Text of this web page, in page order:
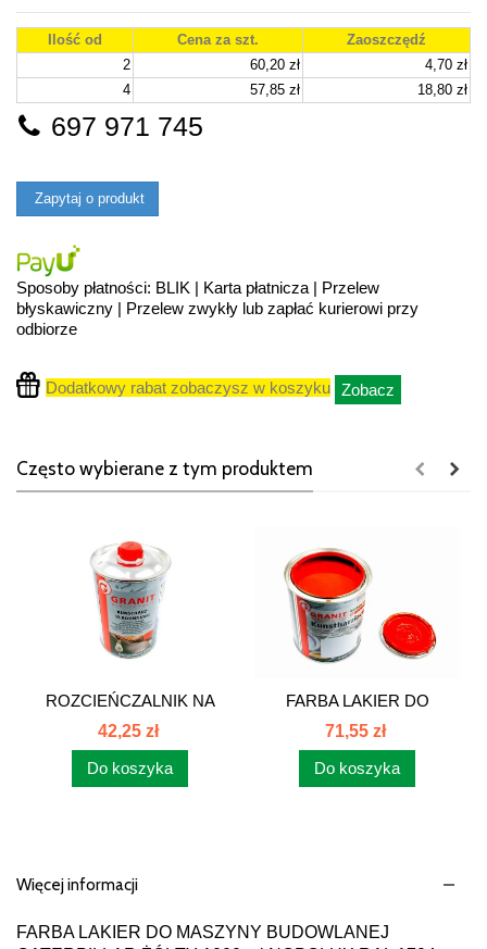
Ilość od Cena za szt.
Zaoszczędź
2
60,20 zł
4,70 zł
4
57,85 zł 18,80 zł
697 971 745
Zapytaj o produkt
Sposoby płatności: BLIK | Karta płatnicza | Przelew
błyskawiczny | Przelew zwykły lub zapłać kurierowi przy
odbiorze
Dodatkowy rabat zobaczysz w koszyku Zobacz
Często wybierane z tym produktem
ROZCIEŃCZALNIK NA
BAZIE...
42,25 zł
Do koszyka
FARBA LAKIER DO
CIĄGNIKA...
71,55 zł
Do koszyka
Więcej informacji
FARBA LAKIER DO MASZYNY BUDOWLANEJ